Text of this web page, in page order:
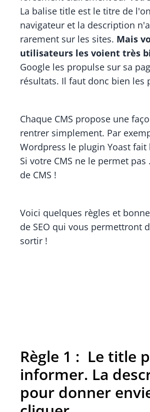
La balise title est le titre de
navigateur et la description
rarement sur les sites. Mais
utilisateurs les voient très
Google les propulse sur sa
résultats. Il faut donc bien les
Chaque CMS propose une
rentrer simplement. Par
Wordpress le plugin Yoast fait
Si votre CMS ne le permet pas
de CMS !
Voici quelques règles et
de SEO qui vous permettront
sortir !
Règle 1 : Le title
informer. La
pour donner